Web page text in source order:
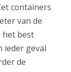
containers
van de
het best
ieder geval
de